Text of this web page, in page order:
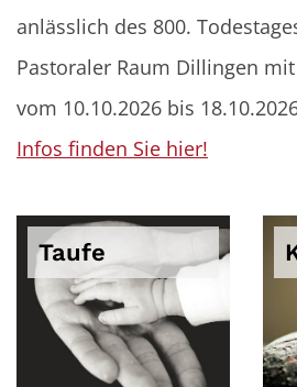
anlässlich des 800.
Pastoraler Raum Dillingen
vom 10.10.2026 bis
Infos finden Sie hier!
Taufe